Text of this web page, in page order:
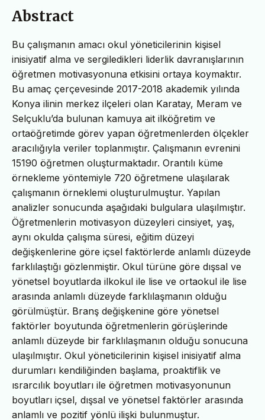
Abstract
Bu çalışmanın amacı okul yöneticilerinin kişisel
inisiyatif alma ve sergiledikleri liderlik davranışlarının
öğretmen motivasyonuna etkisini ortaya koymaktır.
Bu amaç çerçevesinde 2017-2018 akademik yılında
Konya ilinin merkez ilçeleri olan Karatay, Meram ve
Selçuklu’da bulunan kamuya ait ilköğretim ve
ortaöğretimde görev yapan öğretmenlerden ölçekler
aracılığıyla veriler toplanmıştır. Çalışmanın evrenini
15190 öğretmen oluşturmaktadır. Orantılı küme
örnekleme yöntemiyle 720 öğretmene ulaşılarak
çalışmanın örneklemi oluşturulmuştur. Yapılan
analizler sonucunda aşağıdaki bulgulara ulaşılmıştır.
Öğretmenlerin motivasyon düzeyleri cinsiyet, yaş,
aynı okulda çalışma süresi, eğitim düzeyi
değişkenlerine göre içsel faktörlerde anlamlı düzeyde
farklılaştığı gözlenmiştir. Okul türüne göre dışsal ve
yönetsel boyutlarda ilkokul ile lise ve ortaokul ile lise
arasında anlamlı düzeyde farklılaşmanın olduğu
görülmüştür. Branş değişkenine göre yönetsel
faktörler boyutunda öğretmenlerin görüşlerinde
anlamlı düzeyde bir farklılaşmanın olduğu sonucuna
ulaşılmıştır. Okul yöneticilerinin kişisel inisiyatif alma
durumları kendiliğinden başlama, proaktiflik ve
ısrarcılık boyutları ile öğretmen motivasyonunun
boyutları içsel, dışsal ve yönetsel faktörler arasında
anlamlı ve pozitif yönlü ilişki bulunmuştur.